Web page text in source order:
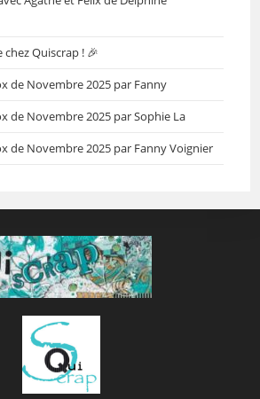
Quiscrap ! 🎉
de Novembre 2025 par Fanny
de Novembre 2025 par Sophie La
de Novembre 2025 par Fanny Voignier